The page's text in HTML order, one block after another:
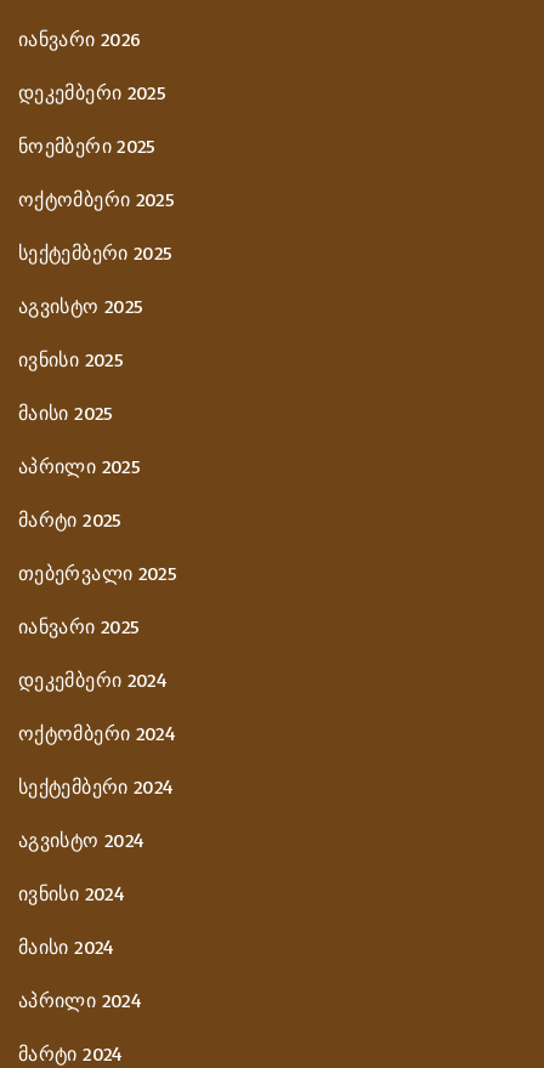
იანვარი 2026
დეკემბერი 2025
ნოემბერი 2025
ოქტომბერი 2025
სექტემბერი 2025
აგვისტო 2025
ივნისი 2025
მაისი 2025
აპრილი 2025
მარტი 2025
თებერვალი 2025
იანვარი 2025
დეკემბერი 2024
ოქტომბერი 2024
სექტემბერი 2024
აგვისტო 2024
ივნისი 2024
მაისი 2024
აპრილი 2024
მარტი 2024